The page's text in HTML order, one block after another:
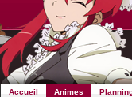
Accueil Animes